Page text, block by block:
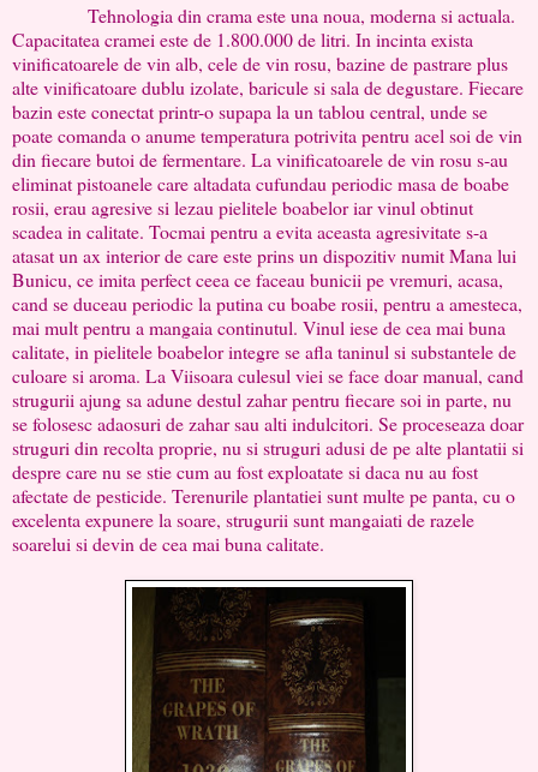
Tehnologia din crama este una noua, moderna si actuala.
Capacitatea cramei este de 1.800.000 de litri. In incinta exista
vinificatoarele de vin alb, cele de vin rosu, bazine de pastrare plus
alte vinificatoare dublu izolate, baricule si sala de degustare. Fiecare
bazin este conectat printr-o supapa la un tablou central, unde se
poate comanda o anume temperatura potrivita pentru acel soi de vin
din fiecare butoi de fermentare. La vinificatoarele de vin rosu s-au
eliminat pistoanele care altadata cufundau periodic masa de boabe
rosii, erau agresive si lezau pielitele boabelor iar vinul obtinut
scadea in calitate. Tocmai pentru a evita aceasta agresivitate s-a
atasat un ax interior de care este prins un dispozitiv numit Mana lui
Bunicu, ce imita perfect ceea ce faceau bunicii pe vremuri, acasa,
cand se duceau periodic la putina cu boabe rosii, pentru a amesteca,
mai mult pentru a mangaia continutul. Vinul iese de cea mai buna
calitate, in pielitele boabelor integre se afla taninul si substantele de
culoare si aroma. La Viisoara culesul viei se face doar manual, cand
strugurii ajung sa adune destul zahar pentru fiecare soi in parte, nu
se folosesc adaosuri de zahar sau alti indulcitori. Se proceseaza doar
struguri din recolta proprie, nu si struguri adusi de pe alte plantatii si
despre care nu se stie cum au fost exploatate si daca nu au fost
afectate de pesticide. Terenurile plantatiei sunt multe pe panta, cu o
excelenta expunere la soare, strugurii sunt mangaiati de razele
soarelui si devin de cea mai buna calitate.